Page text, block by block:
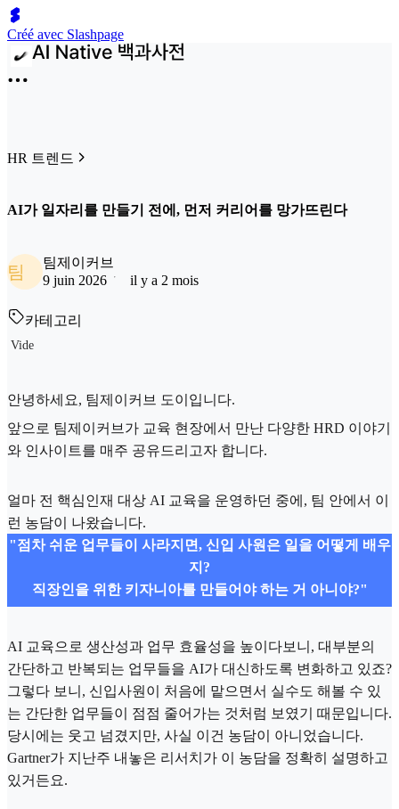
Créé avec Slashpage
HR 트렌드
AI가 일자리를 만들기 전에, 먼저 커리어를 망가뜨린다
팀
팀제이커브
9 juin 2026
il y a 2 mois
카테고리
Vide
안녕하세요, 팀제이커브 도이입니다.
앞으로 팀제이커브가 교육 현장에서 만난 다양한 HRD 이야기
와 인사이트를 매주 공유드리고자 합니다.
얼마 전 핵심인재 대상 AI 교육을 운영하던 중에, 팀 안에서 이
런 농담이 나왔습니다.
"점차 쉬운 업무들이 사라지면, 신입 사원은 일을 어떻게 배우
지?
직장인을 위한 키자니아를 만들어야 하는 거 아니야?"
AI 교육으로 생산성과 업무 효율성을 높이다보니, 대부분의
간단하고 반복되는 업무들을 AI가 대신하도록 변화하고 있죠?
그렇다 보니, 신입사원이 처음에 맡으면서 실수도 해볼 수 있
는 간단한 업무들이 점점 줄어가는 것처럼 보였기 때문입니다.
당시에는 웃고 넘겼지만, 사실 이건 농담이 아니었습니다.
Gartner가 지난주 내놓은 리서치가 이 농담을 정확히 설명하고
있거든요.